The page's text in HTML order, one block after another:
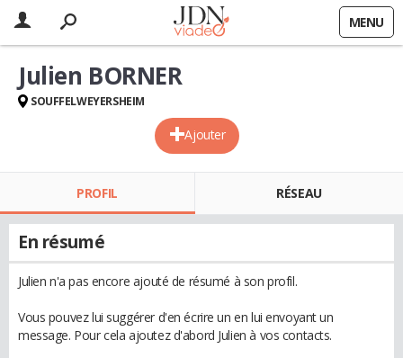
MENU
Ajouter
Julien BORNER
SOUFFELWEYERSHEIM
PROFIL RÉSEAU
En résumé
Julien n'a pas encore ajouté de résumé à son profil.
Vous pouvez lui suggérer d'en écrire un en lui envoyant un
message. Pour cela ajoutez d'abord Julien à vos contacts.